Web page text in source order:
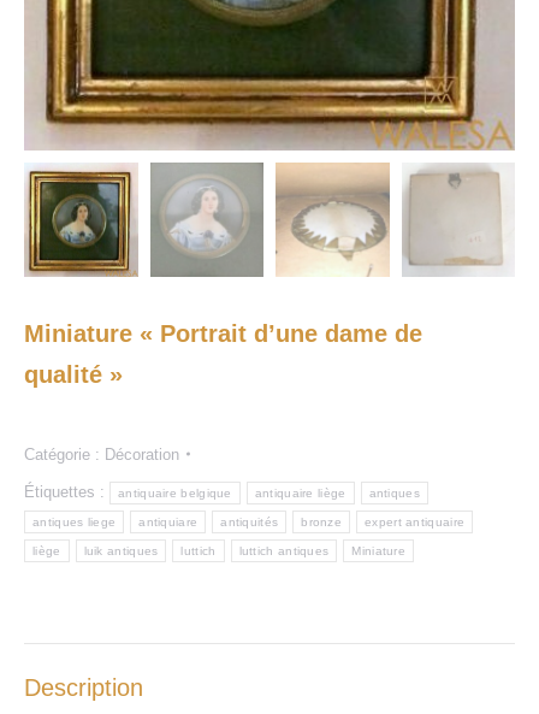
Miniature « Portrait d’une dame de
qualité »
Catégorie : Décoration
Étiquettes : antiquaire belgique antiquaire liège antiques
antiques liege antiquiare antiquités bronze expert antiquaire
liège luik antiques luttich luttich antiques Miniature
Description